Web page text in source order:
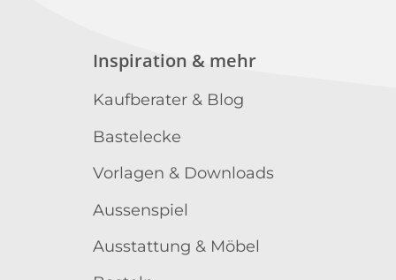
Inspiration & mehr
Kaufberater & Blog
Bastelecke
Vorlagen & Downloads
Aussenspiel
Ausstattung & Möbel